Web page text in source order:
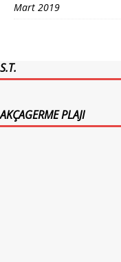
Mart 2019
S.T.
AKÇAGERME PLAJI